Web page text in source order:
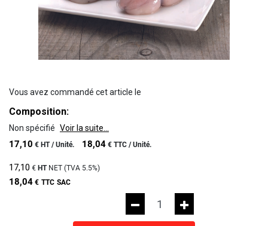
Vous avez commandé cet article le
Composition:
Non spécifié Voir la suite...
17,10 € HT /Unité. 18,04 € TTC /Unité.
17,10 € HTNET (TVA 5.5%)
18,04 € TTC SAC